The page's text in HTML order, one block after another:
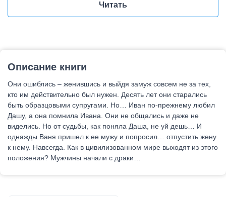
Читать
Описание книги
Они ошиблись – женившись и выйдя замуж совсем не за тех,
кто им действительно был нужен. Десять лет они старались
быть образцовыми супругами. Но… Иван по-прежнему любил
Дашу, а она помнила Ивана. Они не общались и даже не
виделись. Но от судьбы, как поняла Даша, не уй дешь… И
однажды Ваня пришел к ее мужу и попросил… отпустить жену
к нему. Навсегда. Как в цивилизованном мире выходят из этого
положения? Мужчины начали с драки…